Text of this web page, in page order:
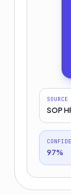
SOURCE
SOP
97%